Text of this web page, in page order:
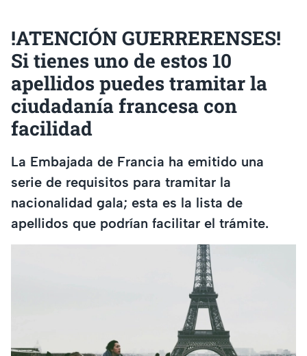
!ATENCIÓN GUERRERENSES!
Si tienes uno de estos 10
apellidos puedes tramitar la
ciudadanía francesa con
facilidad
La Embajada de Francia ha emitido una
serie de requisitos para tramitar la
nacionalidad gala; esta es la lista de
apellidos que podrían facilitar el trámite.